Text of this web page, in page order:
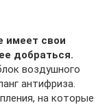
имеет свои
добраться.
воздушного
антифриза.
на которые